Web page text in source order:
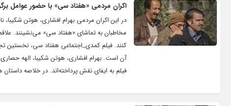
اکران مردمی «هفتاد سی» با حضور عوامل
در این اکران مردمی بهرام افشاری، هوتن
مخاطبان به تماشای «هفتاد سی» می‌نشینند.
کنند. فیلم کمدی_اجتماعی هفتاد سی، نخستین
آن است. بهرام افشاری، هوتن شکیبا، الهه
فیلم به ایفای نقش پرداخته‌اند. در خلاصه